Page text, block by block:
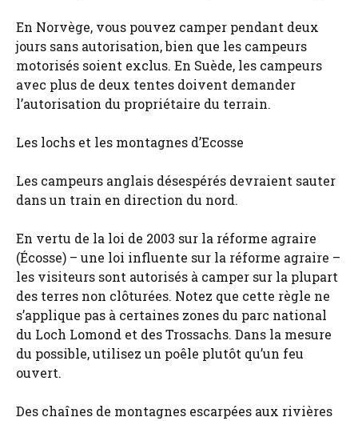
En Norvège, vous pouvez camper pendant deux
jours sans autorisation, bien que les campeurs
motorisés soient exclus. En Suède, les campeurs
avec plus de deux tentes doivent demander
l’autorisation du propriétaire du terrain.
Les lochs et les montagnes d’Ecosse
Les campeurs anglais désespérés devraient sauter
dans un train en direction du nord.
En vertu de la loi de 2003 sur la réforme agraire
(Écosse) – une loi influente sur la réforme agraire –
les visiteurs sont autorisés à camper sur la plupart
des terres non clôturées. Notez que cette règle ne
s’applique pas à certaines zones du parc national
du Loch Lomond et des Trossachs. Dans la mesure
du possible, utilisez un poêle plutôt qu’un feu
ouvert.
Des chaînes de montagnes escarpées aux rivières